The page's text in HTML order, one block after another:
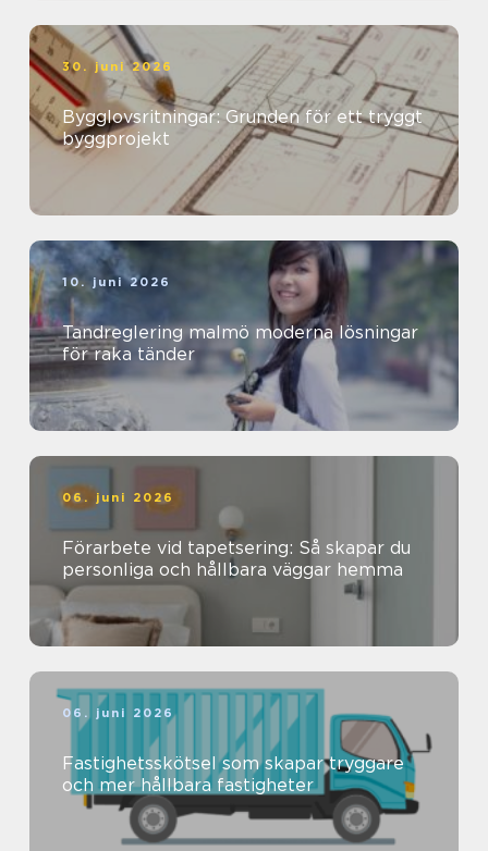
30. juni 2026
Bygglovsritningar: Grunden för ett tryggt
byggprojekt
10. juni 2026
Tandreglering malmö moderna lösningar
för raka tänder
06. juni 2026
Förarbete vid tapetsering: Så skapar du
personliga och hållbara väggar hemma
06. juni 2026
Fastighetsskötsel som skapar tryggare
och mer hållbara fastigheter